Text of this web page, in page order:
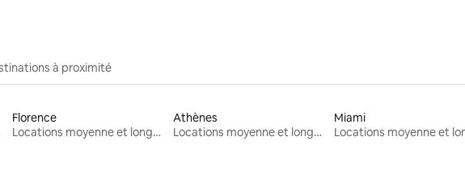
à proximité
Florence
Locations moyenne et longue durée
Athènes
Locations moyenne et longue durée
Miami